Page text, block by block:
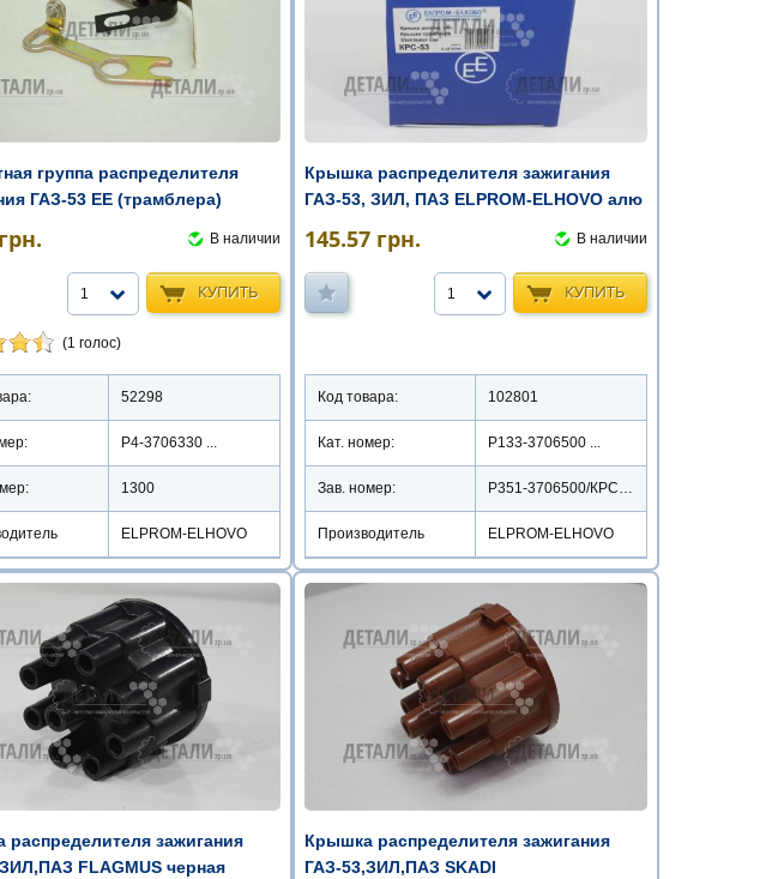
группа распределителя
ГАЗ-53 EE (трамблера)
грн. В наличии
КУПИТЬ
1
(1 голос)
52298
Р4-3706330 ...
1300
ELPROM-ELHOVO
Крышка распределителя зажигания
ГАЗ-53, ЗИЛ, ПАЗ ELPROM-ELHOVO алю
145.57 грн. В наличии
КУПИТЬ
1
Код товара: 102801
Кат. номер: Р133-3706500 ...
Зав. номер:
Производитель ELPROM-ELHOVO
распределителя зажигания
FLAGMUS черная
Крышка распределителя зажигания
ГАЗ-53,ЗИЛ,ПАЗ SKADI